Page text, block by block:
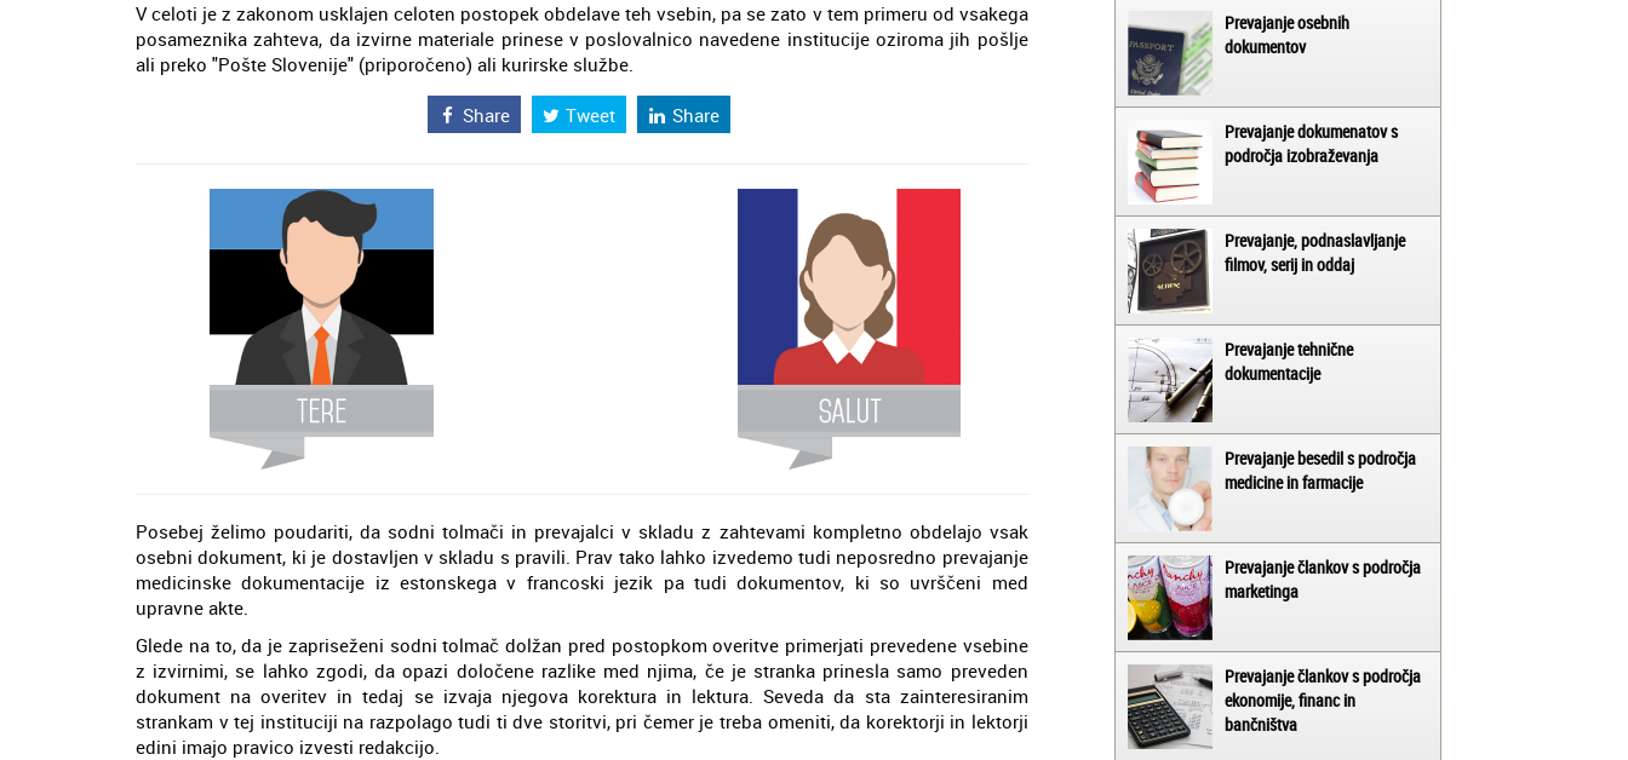
V celoti je z zakonom usklajen celoten postopek obdelave teh vsebin, pa se zato v tem primeru od vsakega
posameznika zahteva, da izvirne materiale prinese v poslovalnico navedene institucije oziroma jih pošlje
ali preko "Pošte Slovenije" (priporočeno) ali kurirske službe.
Share Tweet Share
Posebej želimo poudariti, da sodni tolmači in prevajalci v skladu z zahtevami kompletno obdelajo vsak
osebni dokument, ki je dostavljen v skladu s pravili. Prav tako lahko izvedemo tudi neposredno prevajanje
medicinske dokumentacije iz estonskega v francoski jezik pa tudi dokumentov, ki so uvrščeni med
upravne akte.
Glede na to, da je zapriseženi sodni tolmač dolžan pred postopkom overitve primerjati prevedene vsebine
z izvirnimi, se lahko zgodi, da opazi določene razlike med njima, če je stranka prinesla samo preveden
dokument na overitev in tedaj se izvaja njegova korektura in lektura. Seveda da sta zainteresiranim
strankam v tej instituciji na razpolago tudi ti dve storitvi, pri čemer je treba omeniti, da korektorji in lektorji
edini imajo pravico izvesti redakcijo.
Prevajanje osebnih
dokumentov
Prevajanje dokumenatov s
področja izobraževanja
Prevajanje, podnaslavljanje
filmov, serij in oddaj
Prevajanje tehnične
dokumentacije
Prevajanje besedil s področja
medicine in farmacije
Prevajanje člankov s področja
marketinga
Prevajanje člankov s področja
ekonomije, financ in
bančništva